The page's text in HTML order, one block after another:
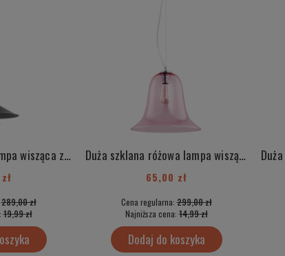
Loftowa stalowa lampa wisząca z elementami chrom industrialna ITAKA 3729
289,00 zł
19,99 zł
Duża szklana różowa lampa wisząca BELIZE 3714
65,00 zł
Cena regularna:299,00 zł
Najniższa cena:14,99 zł
Dodaj do koszyka